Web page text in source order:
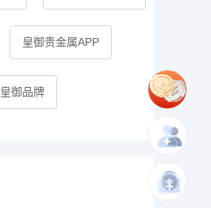
皇御贵金属APP
皇御品牌